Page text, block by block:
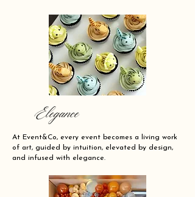
Elegance
At Event&Co, every event becomes a living work
of art, guided by intuition, elevated by design,
and infused with elegance.